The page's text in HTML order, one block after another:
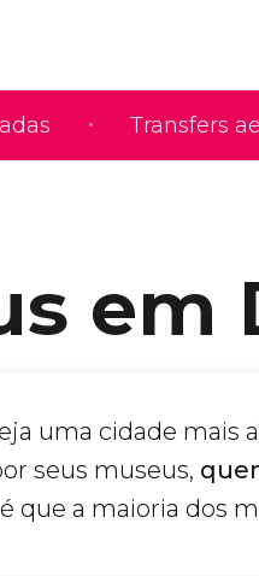
Transfers
em
uma cidade mais
seus museus,
que a maioria dos